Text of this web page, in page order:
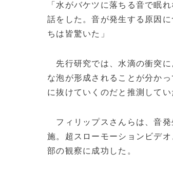
「水がバケツに落ちる音で眠
話をした。音が発生する原因
ちは皆驚いた」
先行研究では、水滴の衝突に
な泡が形成されることが分か
に抜けていくのだと推測してい
フィリップスさんらは、音発
施。超スローモーションビデ
部の観察に成功した。